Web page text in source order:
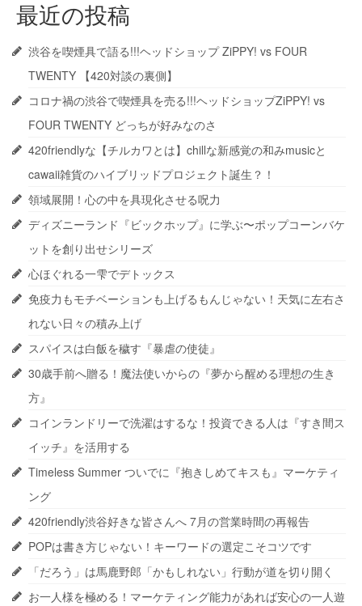
最近の投稿
渋谷を喫煙具で語る!!!ヘッドショップ ZiPPY! vs FOUR
TWENTY 【420対談の裏側】
コロナ禍の渋谷で喫煙具を売る!!!ヘッドショップZiPPY! vs
FOUR TWENTY どっちが好みなのさ
420friendlyな【チルカワとは】chillな新感覚の和みmusicと
cawaii雑貨のハイブリッドプロジェクト誕生？！
領域展開！心の中を具現化させる呪力
ディズニーランド『ビックホップ』に学ぶ〜ポップコーンバケ
ットを創り出せシリーズ
心ほぐれる一雫でデトックス
免疫力もモチベーションも上げるもんじゃない！天気に左右さ
れない日々の積み上げ
スパイスは白飯を穢す『暴虐の使徒』
30歳手前へ贈る！魔法使いからの『夢から醒める理想の生き
方』
コインランドリーで洗濯はするな！投資できる人は『すき間ス
イッチ』を活用する
Timeless Summer ついでに『抱きしめてキスも』マーケティ
ング
420friendly渋谷好きな皆さんへ 7月の営業時間の再報告
POPは書き方じゃない！キーワードの選定こそコツです
「だろう」は馬鹿野郎「かもしれない」行動が道を切り開く
お一人様を極める！マーケティング能力があれば安心の一人遊